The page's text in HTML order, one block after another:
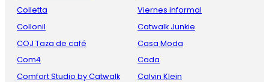
Colletta
Collonil
COJ Taza de café
Com4
Comfort Studio by Catwalk
Viernes informal
Catwalk Junkie
Casa Moda
Cada
Calvin Klein